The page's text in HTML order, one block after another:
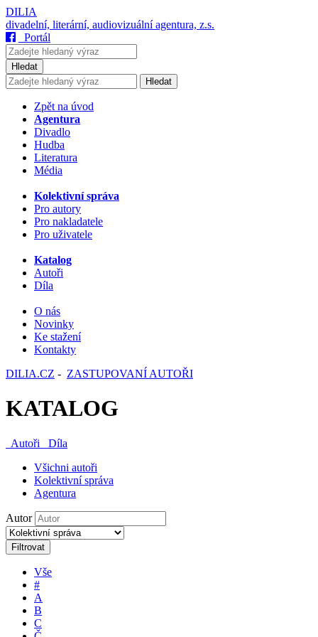
DILIA
divadelní, literární, audiovizuální agentura, z.s.
Portál
Hledat
Hledat
Zpět na úvod
Agentura
Divadlo
Hudba
Literatura
Média
Kolektivní správa
Pro autory
Pro nakladatele
Pro uživatele
Katalog
Autoři
Díla
O nás
Novinky
Ke stažení
Kontakty
DILIA.CZ - ZASTUPOVANÍ AUTOŘI
KATALOG
Autoři
Díla
Všichni autoři
Kolektivní správa
Agentura
Autor
Filtrovat
Vše
#
A
B
C